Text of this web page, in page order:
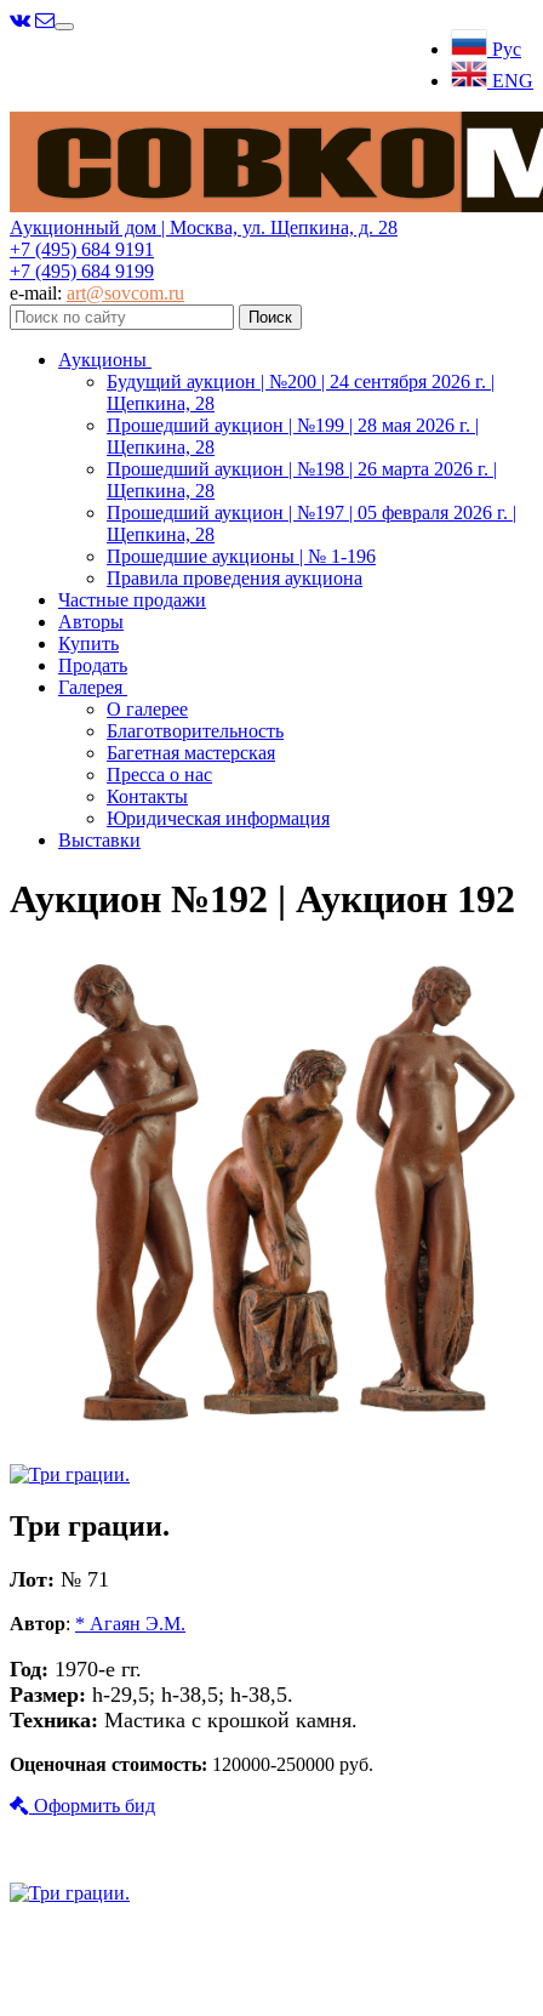
Рус
ENG
Меню
Аукционный дом | Москва, ул. Щепкина, д. 28
+7 (495) 684 9191
+7 (495) 684 9199
e-mail: art@sovcom.ru
Аукционы
Будущий аукцион | №200 | 24 сентября 2026 г. |
Щепкина, 28
Прошедший аукцион | №199 | 28 мая 2026 г. |
Щепкина, 28
Прошедший аукцион | №198 | 26 марта 2026 г. |
Щепкина, 28
Прошедший аукцион | №197 | 05 февраля 2026 г. |
Щепкина, 28
Прошедшие аукционы | № 1-196
Правила проведения аукциона
Частные продажи
Авторы
Купить
Продать
Галерея
О галерее
Благотворительность
Багетная мастерская
Пресса о нас
Контакты
Юридическая информация
Выставки
Аукцион №192 | Аукцион 192
Три грации.
Лот: № 71
Автор: * Агаян Э.М.
Год: 1970-е гг.
Размер: h-29,5; h-38,5; h-38,5.
Техника: Мастика с крошкой камня.
Оценочная стоимость: 120000-250000 руб.
Оформить бид